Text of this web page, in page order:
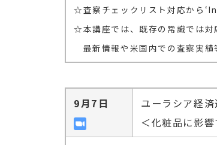
☆査察チェックリスト対応から
☆本講座では、既存の常識では対
最新情報や米国内での査察実績
9月7日
ユーラシア経
＜化粧品に影